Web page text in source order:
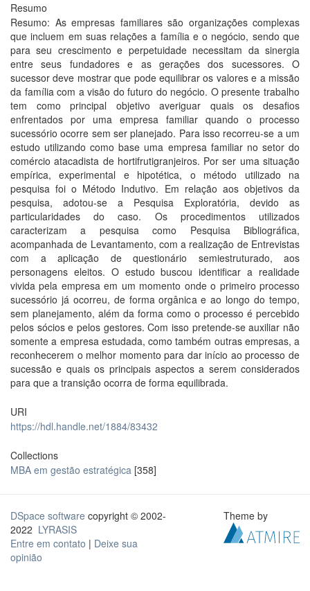
Resumo
Resumo: As empresas familiares são organizações complexas
que incluem em suas relações a família e o negócio, sendo que
para seu crescimento e perpetuidade necessitam da sinergia
entre seus fundadores e as gerações dos sucessores. O
sucessor deve mostrar que pode equilibrar os valores e a missão
da família com a visão do futuro do negócio. O presente trabalho
tem como principal objetivo averiguar quais os desafios
enfrentados por uma empresa familiar quando o processo
sucessório ocorre sem ser planejado. Para isso recorreu-se a um
estudo utilizando como base uma empresa familiar no setor do
comércio atacadista de hortifrutigranjeiros. Por ser uma situação
empírica, experimental e hipotética, o método utilizado na
pesquisa foi o Método Indutivo. Em relação aos objetivos da
pesquisa, adotou-se a Pesquisa Exploratória, devido as
particularidades do caso. Os procedimentos utilizados
caracterizam a pesquisa como Pesquisa Bibliográfica,
acompanhada de Levantamento, com a realização de Entrevistas
com a aplicação de questionário semiestruturado, aos
personagens eleitos. O estudo buscou identificar a realidade
vivida pela empresa em um momento onde o primeiro processo
sucessório já ocorreu, de forma orgânica e ao longo do tempo,
sem planejamento, além da forma como o processo é percebido
pelos sócios e pelos gestores. Com isso pretende-se auxiliar não
somente a empresa estudada, como também outras empresas, a
reconhecerem o melhor momento para dar início ao processo de
sucessão e quais os principais aspectos a serem considerados
para que a transição ocorra de forma equilibrada.
URI
https://hdl.handle.net/1884/83432
Collections
MBA em gestão estratégica [358]
DSpace software copyright © 2002-
2022 LYRASIS
Entre em contato | Deixe sua
opinião
Theme by